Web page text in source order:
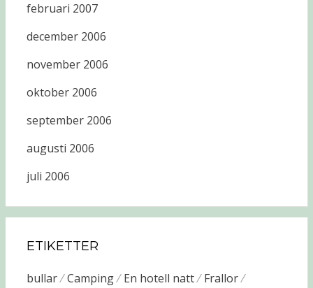
februari 2007
december 2006
november 2006
oktober 2006
september 2006
augusti 2006
juli 2006
ETIKETTER
bullar Camping En hotell natt Frallor